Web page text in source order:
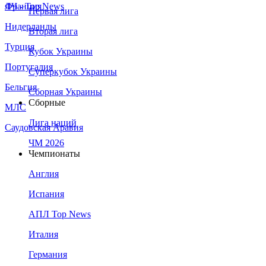
Франция
Нидерланды
Турция
Португалия
Бельгия
МЛС
Саудовская Аравия
ЛЧ - Top News
Первая лига
Вторая лига
Кубок Украины
Суперкубок Украины
Сборная Украины
Сборные
Лига наций
ЧМ 2026
Чемпионаты
Англия
Испания
АПЛ Top News
Италия
Германия